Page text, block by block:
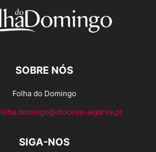
SOBRE NÓS
Folha do Domingo
algarve.pt
SIGA-NOS